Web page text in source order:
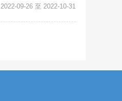
2022-09-26 至 2022-10-31